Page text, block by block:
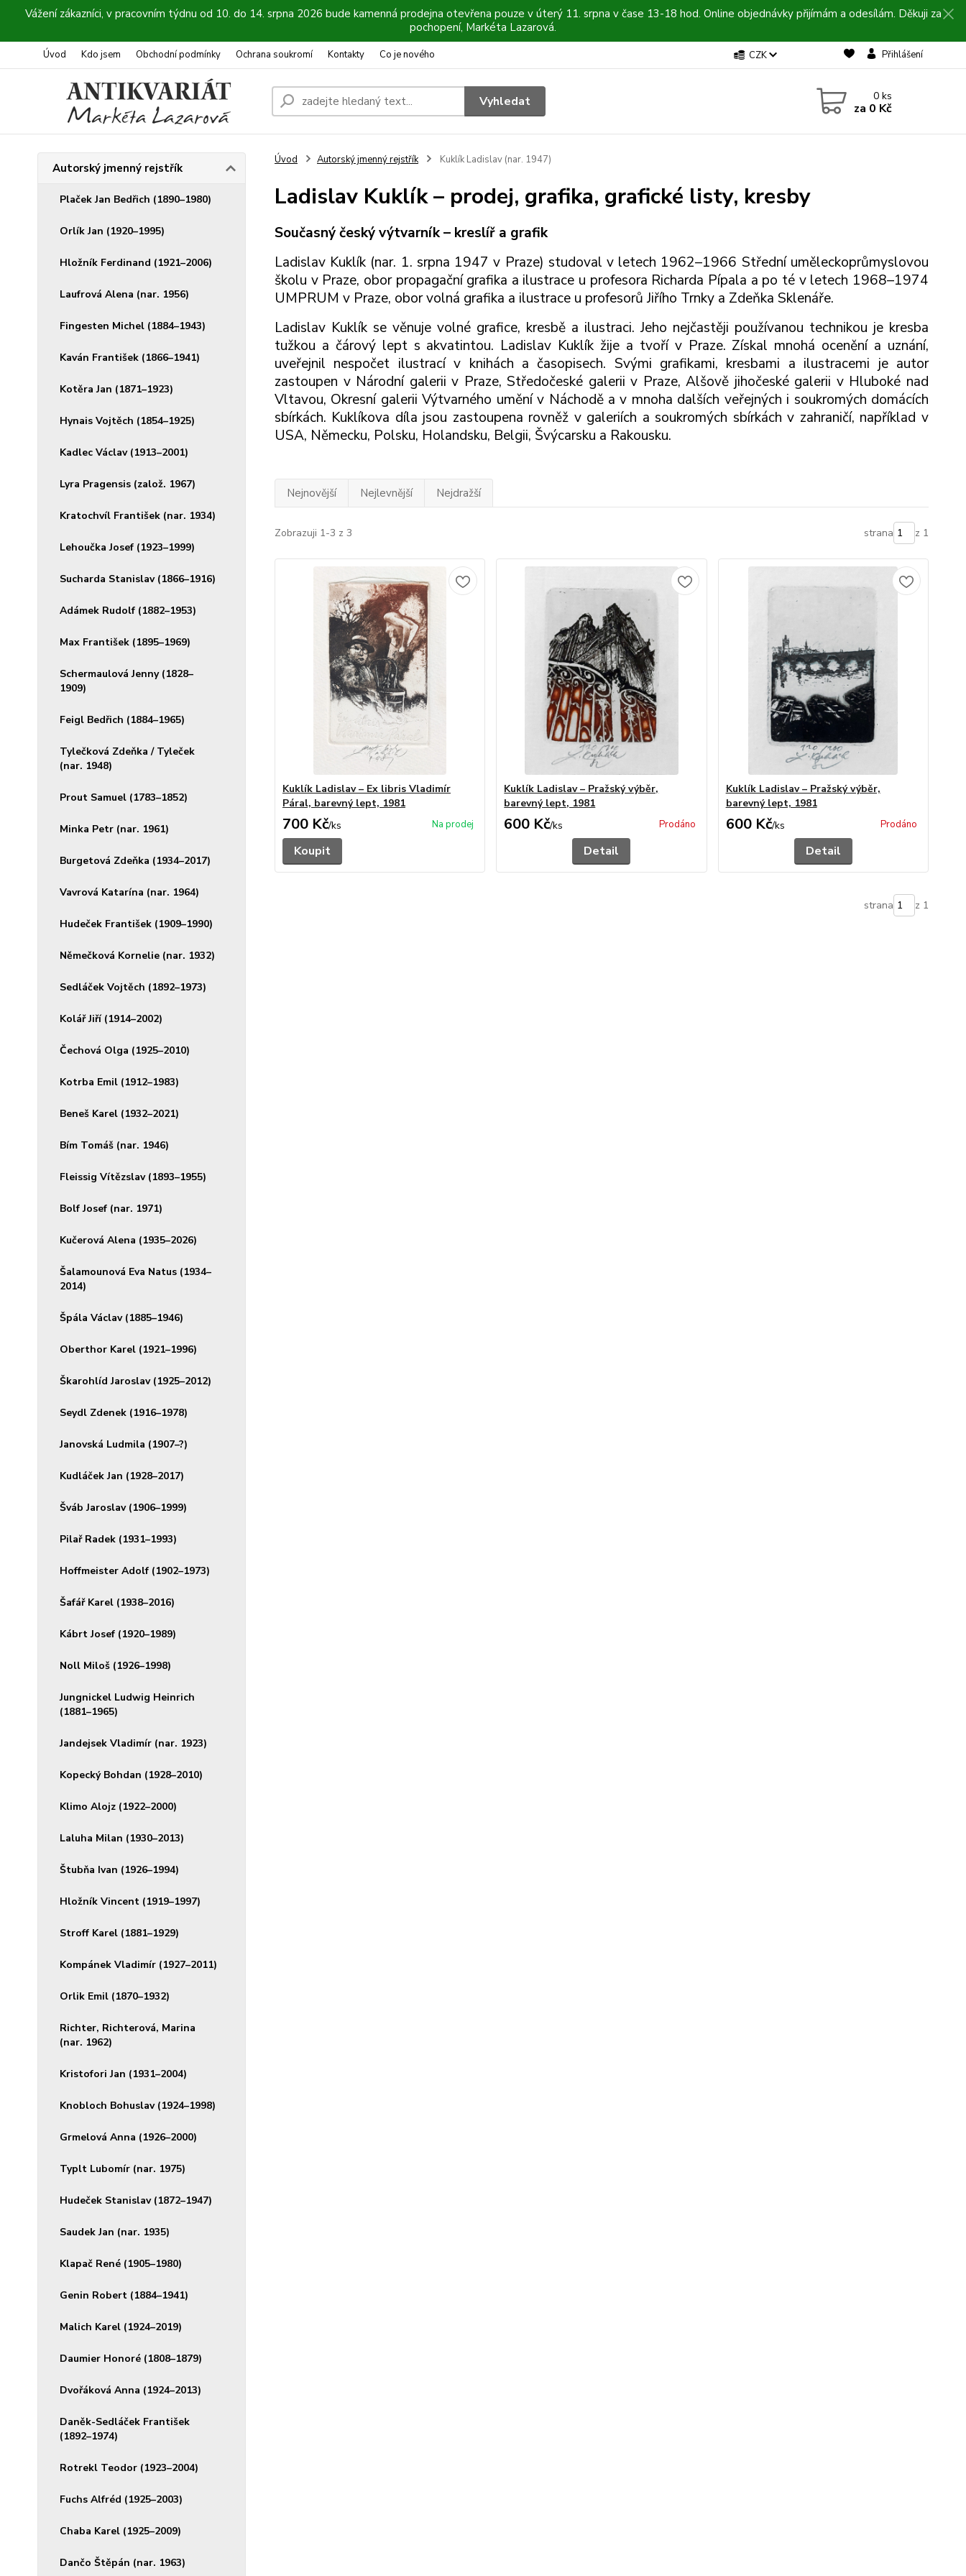
Vážení zákazníci, v pracovním týdnu od 10. do 14. srpna 2026 bude kamenná prodejna otevřena pouze v úterý 11. srpna v čase 13-18 hod. Online objednávky přijímám a odesílám. Děkuji za
pochopení, Markéta Lazarová.
Úvod Kdo jsem Obchodní podmínky Ochrana soukromí Kontakty Co je nového CZK Přihlášení
Vyhledat 0ks
za 0 Kč
Autorský jmenný rejstřík
Plaček Jan Bedřich (1890–1980)
Orlík Jan (1920–1995)
Hložník Ferdinand (1921–2006)
Laufrová Alena (nar. 1956)
Fingesten Michel (1884–1943)
Kaván František (1866–1941)
Kotěra Jan (1871–1923)
Hynais Vojtěch (1854–1925)
Kadlec Václav (1913–2001)
Lyra Pragensis (založ. 1967)
Kratochvíl František (nar. 1934)
Lehoučka Josef (1923–1999)
Sucharda Stanislav (1866–1916)
Adámek Rudolf (1882–1953)
Max František (1895–1969)
Schermaulová Jenny (1828–
1909)
Feigl Bedřich (1884–1965)
Tylečková Zdeňka / Tyleček
(nar. 1948)
Prout Samuel (1783–1852)
Minka Petr (nar. 1961)
Burgetová Zdeňka (1934–2017)
Vavrová Katarína (nar. 1964)
Hudeček František (1909–1990)
Němečková Kornelie (nar. 1932)
Sedláček Vojtěch (1892–1973)
Kolář Jiří (1914–2002)
Čechová Olga (1925–2010)
Kotrba Emil (1912–1983)
Beneš Karel (1932–2021)
Bím Tomáš (nar. 1946)
Fleissig Vítězslav (1893–1955)
Bolf Josef (nar. 1971)
Kučerová Alena (1935–2026)
Šalamounová Eva Natus (1934–
2014)
Špála Václav (1885–1946)
Oberthor Karel (1921–1996)
Škarohlíd Jaroslav (1925–2012)
Seydl Zdenek (1916–1978)
Janovská Ludmila (1907–?)
Kudláček Jan (1928–2017)
Šváb Jaroslav (1906–1999)
Pilař Radek (1931–1993)
Hoffmeister Adolf (1902–1973)
Šafář Karel (1938–2016)
Kábrt Josef (1920–1989)
Noll Miloš (1926–1998)
Jungnickel Ludwig Heinrich
(1881–1965)
Jandejsek Vladimír (nar. 1923)
Kopecký Bohdan (1928–2010)
Klimo Alojz (1922–2000)
Laluha Milan (1930–2013)
Štubňa Ivan (1926–1994)
Hložník Vincent (1919–1997)
Stroff Karel (1881–1929)
Kompánek Vladimír (1927–2011)
Orlik Emil (1870–1932)
Richter, Richterová, Marina
(nar. 1962)
Kristofori Jan (1931–2004)
Knobloch Bohuslav (1924–1998)
Grmelová Anna (1926–2000)
Typlt Lubomír (nar. 1975)
Hudeček Stanislav (1872–1947)
Saudek Jan (nar. 1935)
Klapač René (1905–1980)
Genin Robert (1884–1941)
Malich Karel (1924–2019)
Daumier Honoré (1808–1879)
Dvořáková Anna (1924–2013)
Daněk-Sedláček František
(1892–1974)
Rotrekl Teodor (1923–2004)
Fuchs Alfréd (1925–2003)
Chaba Karel (1925–2009)
Dančo Štěpán (nar. 1963)
Úvod Autorský jmenný rejstřík Kuklík Ladislav (nar. 1947)
Ladislav Kuklík – prodej, grafika, grafické listy, kresby
Současný český výtvarník – kreslíř a grafik
Ladislav Kuklík (nar. 1. srpna 1947 v Praze) studoval v letech 1962–1966 Střední uměleckoprůmyslovou
školu v Praze, obor propagační grafika a ilustrace u profesora Richarda Pípala a po té v letech 1968–1974
UMPRUM v Praze, obor volná grafika a ilustrace u profesorů Jiřího Trnky a Zdeňka Sklenáře.
Ladislav Kuklík se věnuje volné grafice, kresbě a ilustraci. Jeho nejčastěji používanou technikou je kresba
tužkou a čárový lept s akvatintou. Ladislav Kuklík žije a tvoří v Praze. Získal mnohá ocenění a uznání,
uveřejnil nespočet ilustrací v knihách a časopisech. Svými grafikami, kresbami a ilustracemi je autor
zastoupen v Národní galerii v Praze, Středočeské galerii v Praze, Alšově jihočeské galerii v Hluboké nad
Vltavou, Okresní galerii Výtvarného umění v Náchodě a v mnoha dalších veřejných i soukromých domácích
sbírkách. Kuklíkova díla jsou zastoupena rovněž v galeriích a soukromých sbírkách v zahraničí, například v
USA, Německu, Polsku, Holandsku, Belgii, Švýcarsku a Rakousku.
Nejnovější Nejlevnější Nejdražší
Zobrazuji 1-3 z 3 strana z 1
Kuklík Ladislav – Ex libris Vladimír
Páral, barevný lept, 1981
700 Kč/ks
Koupit
Kuklík Ladislav – Pražský výběr,
barevný lept, 1981
600 Kč/ks Prodáno
Detail
Kuklík Ladislav – Pražský výběr,
barevný lept, 1981
600 Kč/ks Prodáno
Detail
strana z 1